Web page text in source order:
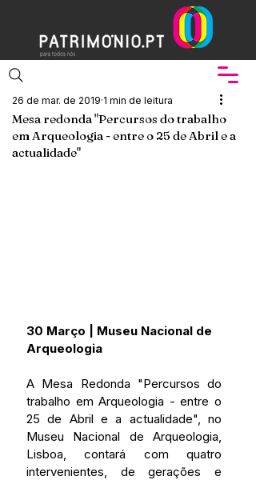
Mesa redonda "Percursos do trabalho
em Arqueologia - entre o 25 de Abril e a
actualidade"
26 de mar. de 2019 1 min de leitura
30 Março | Museu Nacional de
Arqueologia
A Mesa Redonda "Percursos do
trabalho em Arqueologia - entre o
25 de Abril e a actualidade", no
Museu Nacional de Arqueologia,
Lisboa, contará com quatro
intervenientes, de gerações e